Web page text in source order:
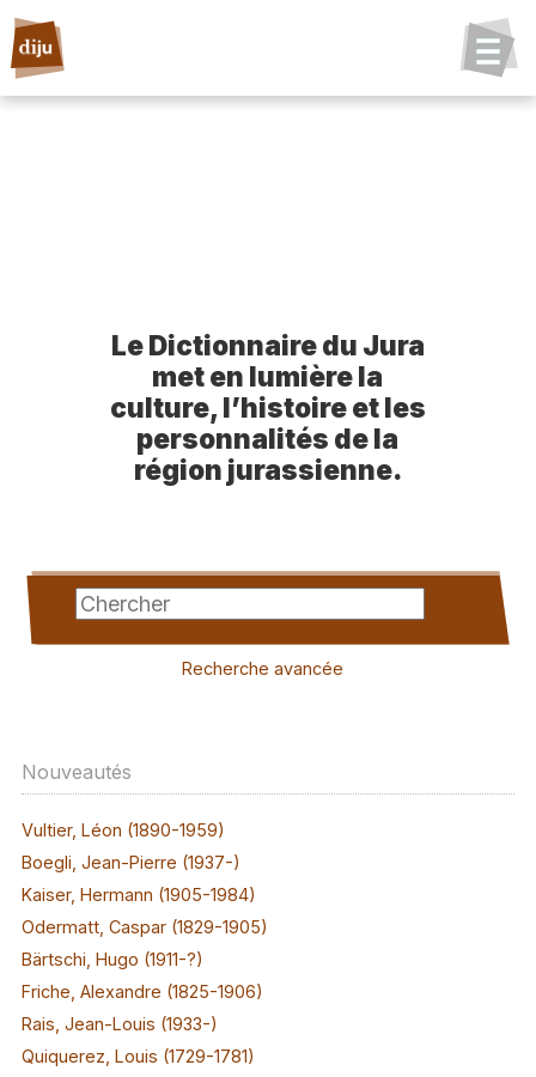
Le Dictionnaire du Jura
met en lumière la
culture, l’histoire et les
personnalités de la
région jurassienne.
Recherche avancée
Nouveautés
Vultier, Léon (1890-1959)
Boegli, Jean-Pierre (1937-)
Kaiser, Hermann (1905-1984)
Odermatt, Caspar (1829-1905)
Bärtschi, Hugo (1911-?)
Friche, Alexandre (1825-1906)
Rais, Jean-Louis (1933-)
Quiquerez, Louis (1729-1781)